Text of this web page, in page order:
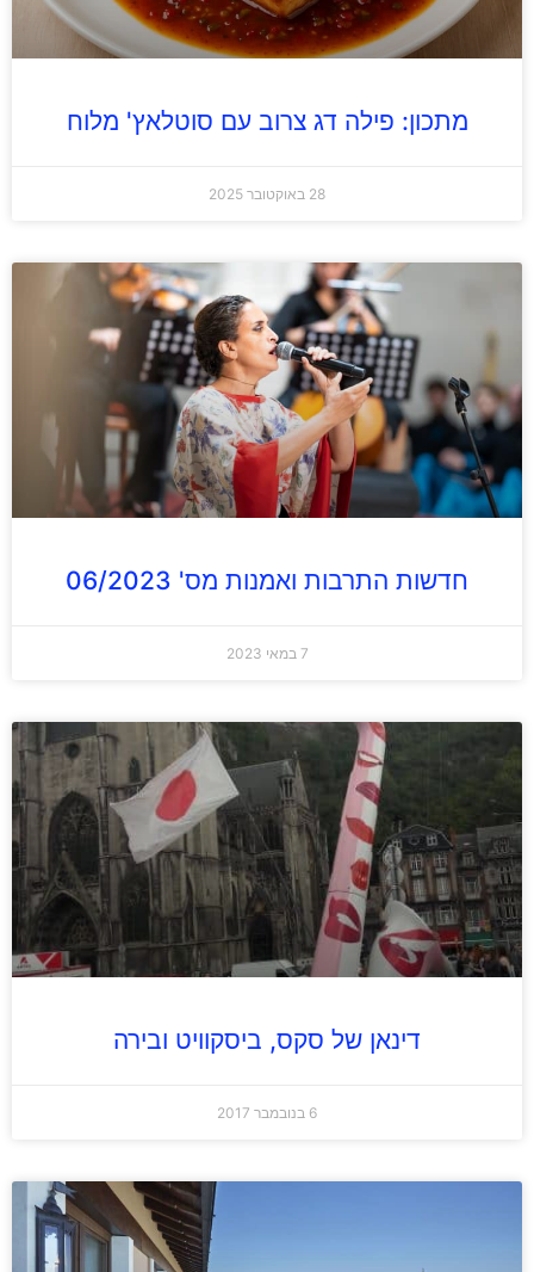
מתכון: פילה דג צרוב עם סוטלאץ' מלוח
28 באוקטובר 2025
חדשות התרבות ואמנות מס' 06/2023
7 במאי 2023
דינאן של סקס, ביסקוויט ובירה
6 בנובמבר 2017